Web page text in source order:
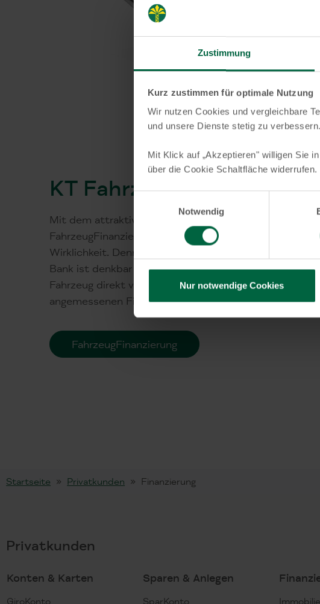
Zustimmung
Kurz zustimmen für optimale Nutzung
Wir nutzen Cookies und vergleichbare
und unsere Dienste stetig zu
Mit Klick auf „Akzeptieren" willigen Sie
über die Cookie Schaltfläche widerrufen.
Einwilligungsauswahl
Notwendig
Nur notwendige Cookies
KT FahrzeugFinanzierung
Mit dem attraktiven und flexiblen Angebot der KT
FahrzeugFinanzierung wird Ihr Traum vom neuen Auto
Wirklichkeit. Denn die islamkonforme
Bank ist denkbar einfach: Wir kaufen das von Ihnen
Fahrzeug direkt vom Händler und verkaufen es gegen
angemessenen Finanzierungsaufschlag an Sie weiter.
FahrzeugFinanzierung
Startseite Privatkunden Finanzierung
Privatkunden
Konten & Karten
GiroKonto
Sparen & Anlegen
SparKonto